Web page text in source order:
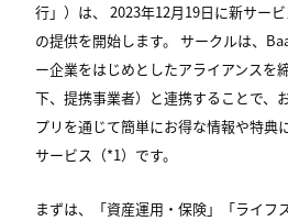
行」）は、 2023年12月19日に新サー
の提供を開始します。 サークルは、
ー企業をはじめとしたアライアンスを
下、提携事業者）と連携することで、
プリを通じて簡単にお得な情報や特典
サービス（*1）です。
まずは、「資産運用・保険」「ライフ